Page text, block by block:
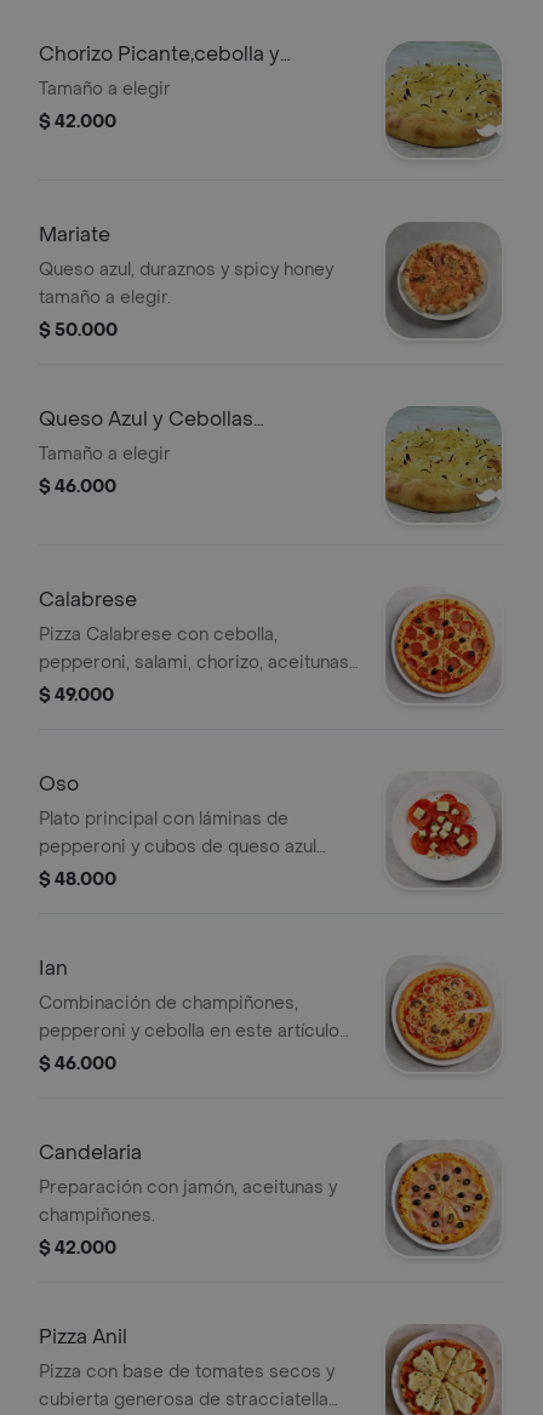
Chorizo Picante,cebolla y
Pimentón Asado
Tamaño a elegir
$ 42.000
Mariate
Queso azul, duraznos y spicy honey
tamaño a elegir.
$ 50.000
Queso Azul y Cebollas
Caramelizadas
Tamaño a elegir
$ 46.000
Calabrese
Pizza Calabrese con cebolla,
pepperoni, salami, chorizo, aceitunas
verdes y negras.
$ 49.000
Oso
Plato principal con láminas de
pepperoni y cubos de queso azul
añejo.
$ 48.000
Ian
Combinación de champiñones,
pepperoni y cebolla en este artículo
de la categoría Other.
$ 46.000
Candelaria
Preparación con jamón, aceitunas y
champiñones.
$ 42.000
Pizza Anil
Pizza con base de tomates secos y
cubierta generosa de stracciatella